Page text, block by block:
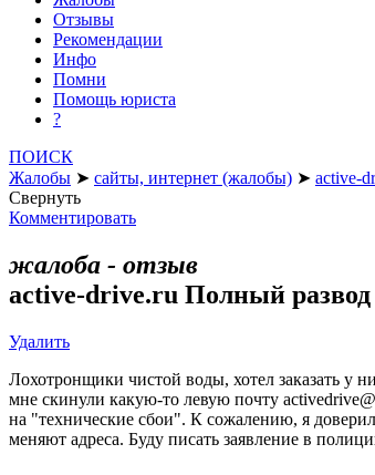
Отзывы
Рекомендации
Инфо
Помни
Помощь юриста
?
ПОИСК
Жалобы ➤ сайты, интернет (жалобы) ➤ active-
Свернуть
Комментировать
жалоба - отзыв
active-drive.ru Полный развод
Удалить
Лохотронщики чистой воды, хотел заказать у
мне скинули какую-то левую почту
на "технические сбои". К сожалению, я
меняют адреса. Буду писать заявление в